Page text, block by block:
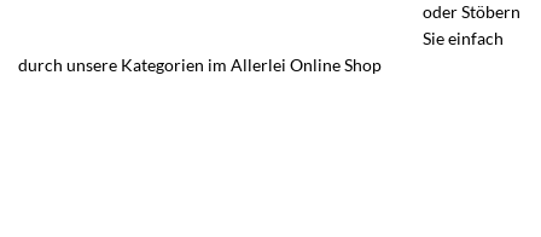
oder Stöbern
Sie einfach
durch unsere Kategorien im Allerlei Online Shop